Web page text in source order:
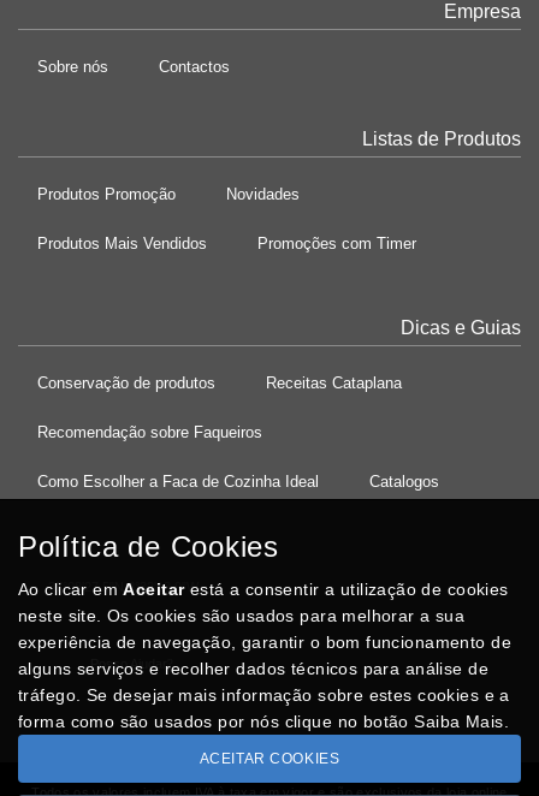
Empresa
Sobre nós Contactos
Listas de Produtos
Produtos Promoção Novidades
Produtos Mais Vendidos Promoções com Timer
Dicas e Guias
Conservação de produtos Receitas Cataplana
Recomendação sobre Faqueiros
Como Escolher a Faca de Cozinha Ideal Catalogos
37°08'27.5"N 8°32'13.9"W
Posso Ajudar?
Todos os valores incluem IVA à taxa em vigor e são exclusivos da loja online
Política de Cookies
Ao clicar emAceitarestá a consentir a utilização de cookies
neste site. Os cookies são usados para melhorar a sua
experiência de navegação, garantir o bom funcionamento de
alguns serviços e recolher dados técnicos para análise de
tráfego. Se desejar mais informação sobre estes cookies e a
forma como são usados por nós clique no botão Saiba Mais.
ACEITAR COOKIES